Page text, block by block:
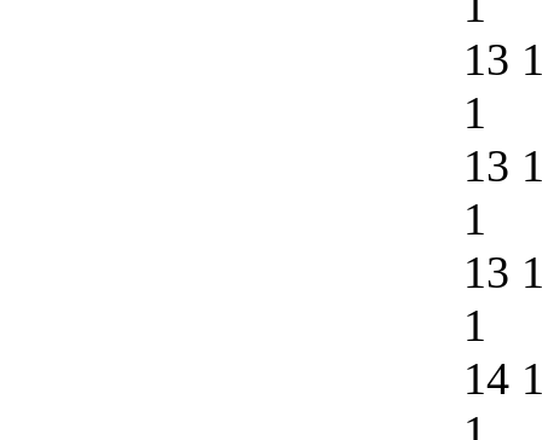
13
1
13
1
13
1
14